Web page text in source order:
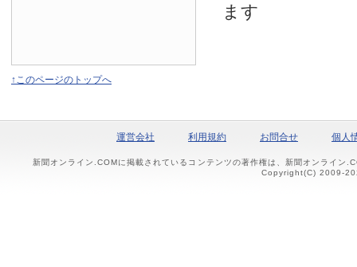
ます
↑このページのトップへ
運営会社 利用規約 お問合せ 個人
新聞オンライン.COMに掲載されているコンテンツの著作権は、新聞オンライン
Copyright(C) 2009-